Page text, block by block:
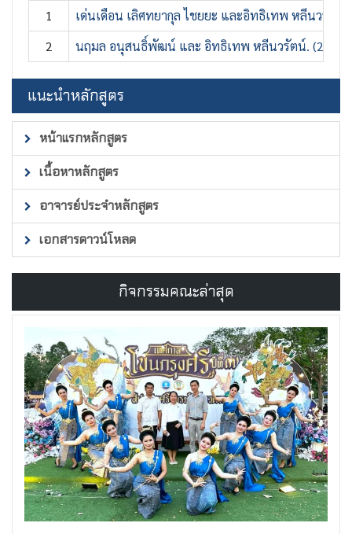
1
เด่นเดือน เลิศทยากุล ไชยยะ และอิทธิเทพ หลีนวรัตน์
2
นฤมล อนุสนธิ์พัฒน์ และ อิทธิเทพ หลีนวรัตน์.
แนะนำหลักสูตร
หน้าแรกหลักสูตร
เนื้อหาหลักสูตร
อาจารย์ประจำหลักสูตร
เอกสารดาวน์โหลด
กิจกรรมคณะล่าสุด